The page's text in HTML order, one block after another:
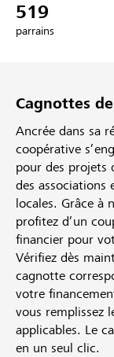
519
parrains
Cagnottes
Ancrée dans sa
coopérative
pour des projets
des associations
locales. Grâce à
profitez d’un
financier pour
Vérifiez dès
cagnotte
votre
vous remplissez
applicables. Le
en un seul clic.